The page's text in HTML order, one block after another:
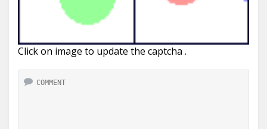
Click on image to update the captcha .